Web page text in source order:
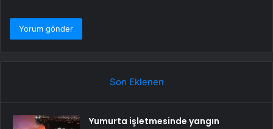
Son Eklenen
Yumurta işletmesinde yangın